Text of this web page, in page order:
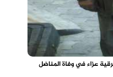
عزاء في وفاة المناضل